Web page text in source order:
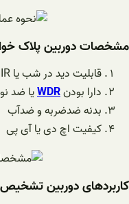
مشخصات دوربین پلاک
قابلیت دید در شب یا IR
دارا بودنWDRیا ضد
بدنه ضدضربه و ضدآب
کیفیت اچ دی یا آی پی
کاربردهای دوربین